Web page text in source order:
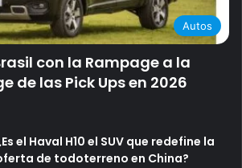
Autos
con la Rampage a la
de las Pick Ups en 2026
el Haval H10 el SUV que redefine la
de todoterreno en China?